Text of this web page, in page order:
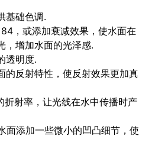
基础色调.
84，或添加衰减效果，使水面在
，增加水面的光泽感.
透明度.
的反射特性，使反射效果更加真
折射率，让光线在水中传播时产
面添加一些微小的凹凸细节，使